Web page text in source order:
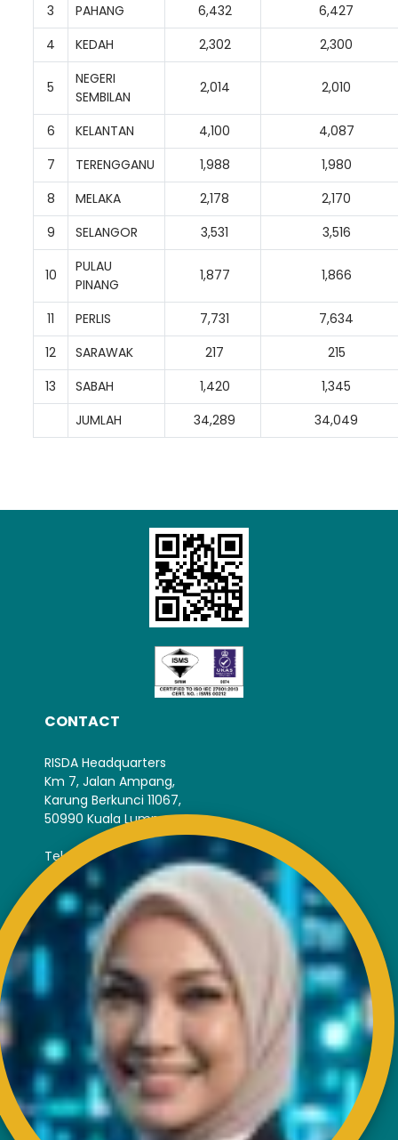
3
PAHANG 6,432
6,427
4
KEDAH 2,302 2,300
5
NEGERI
SEMBILAN
2,014 2,010
6 KELANTAN 4,100
4,087
7
TERENGGANU 1,988
1,980
8
MELAKA 2,178
2,170
9
SELANGOR 3,531 3,516
10
PULAU
PINANG
1,877 1,866
11 PERLIS 7,731
7,634
12
SARAWAK 217
215
13
SABAH 1,420
1,345
JUMLAH
34,289 34,049
CONTACT
RISDA Headquarters
Km 7, Jalan Ampang,
Karung Berkunci 11067,
50990 Kuala Lumpur.
Tel : +603-4256 4022
Fax : +603- 4257 6726
EXTERNAL LINK
Disclaimer
Privacy and Security Policy
FAQs
Helps & Support
Sitemap